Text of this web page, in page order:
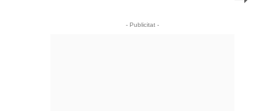
- Publicitat -